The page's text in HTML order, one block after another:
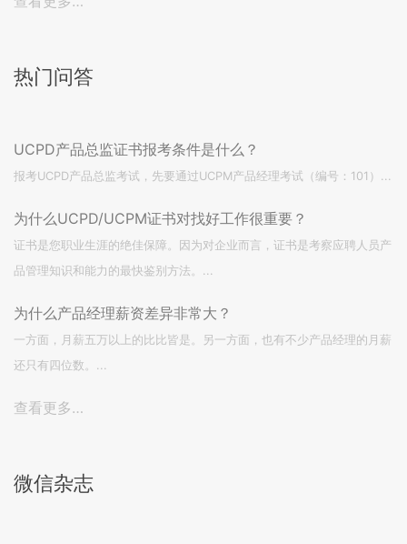
热门问答
UCPD产品总监证书报考条件是什么？
报考UCPD产品总监考试，先要通过UCPM产品经理考试（编号：101）...
为什么UCPD/UCPM证书对找好工作很重要？
证书是您职业生涯的绝佳保障。因为对企业而言，证书是考察应聘人员产
品管理知识和能力的最快鉴别方法。...
为什么产品经理薪资差异非常大？
一方面，月薪五万以上的比比皆是。另一方面，也有不少产品经理的月薪
还只有四位数。...
查看更多…
微信杂志